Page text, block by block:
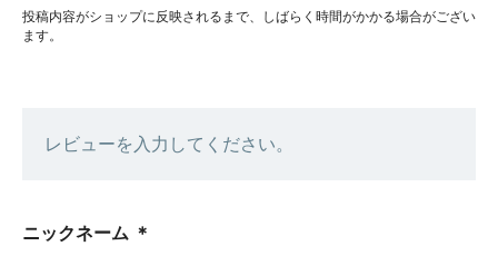
投稿内容がショップに反映されるまで、しばらく時間がかかる場合がござい
ます。
レビューを入力してください。
ニックネーム ＊